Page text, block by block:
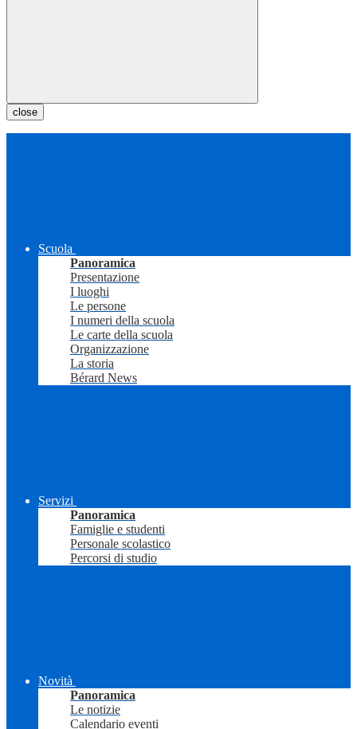
close
Scuola
Panoramica
Presentazione
I luoghi
Le persone
I numeri della scuola
Le carte della scuola
Organizzazione
La storia
Bérard News
Servizi
Panoramica
Famiglie e studenti
Personale scolastico
Percorsi di studio
Novità
Panoramica
Le notizie
Calendario eventi